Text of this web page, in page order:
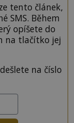
tento článek,
SMS. Během
opíšete do
na tlačítko jej
na číslo